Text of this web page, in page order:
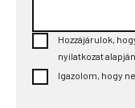
Hozzájárulok,
nyilatkozat
Igazolom, hogy